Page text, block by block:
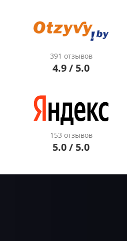
391 отзывов
4.9 / 5.0
153 отзывов
5.0 / 5.0